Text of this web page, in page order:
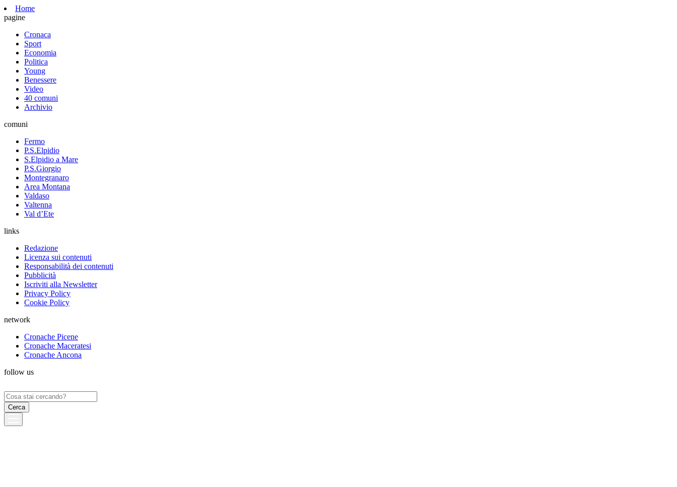
Home
pagine
Cronaca
Sport
Economia
Politica
Young
Benessere
Video
40 comuni
Archivio
comuni
Fermo
P.S.Elpidio
S.Elpidio a Mare
P.S.Giorgio
Montegranaro
Area Montana
Valdaso
Valtenna
Val d’Ete
links
Redazione
Licenza sui contenuti
Responsabilità dei contenuti
Pubblicità
Iscriviti alla Newsletter
Privacy Policy
Cookie Policy
network
Cronache Picene
Cronache Maceratesi
Cronache Ancona
follow us
Ricerca
per: